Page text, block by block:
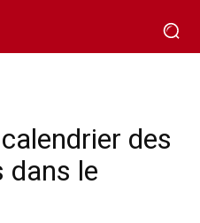
des
dans le